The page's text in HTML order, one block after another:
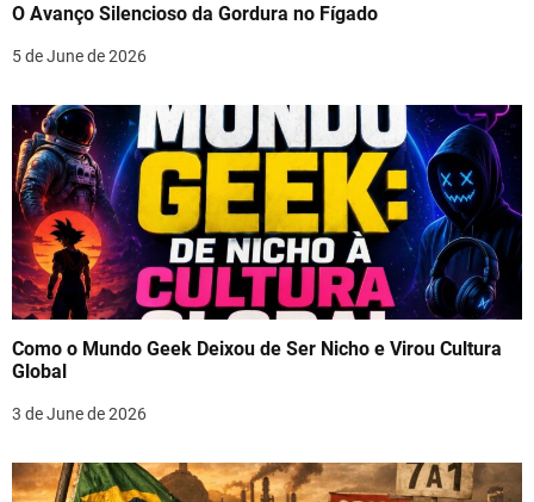
O Avanço Silencioso da Gordura no Fígado
5 de June de 2026
Como o Mundo Geek Deixou de Ser Nicho e Virou Cultura
Global
3 de June de 2026